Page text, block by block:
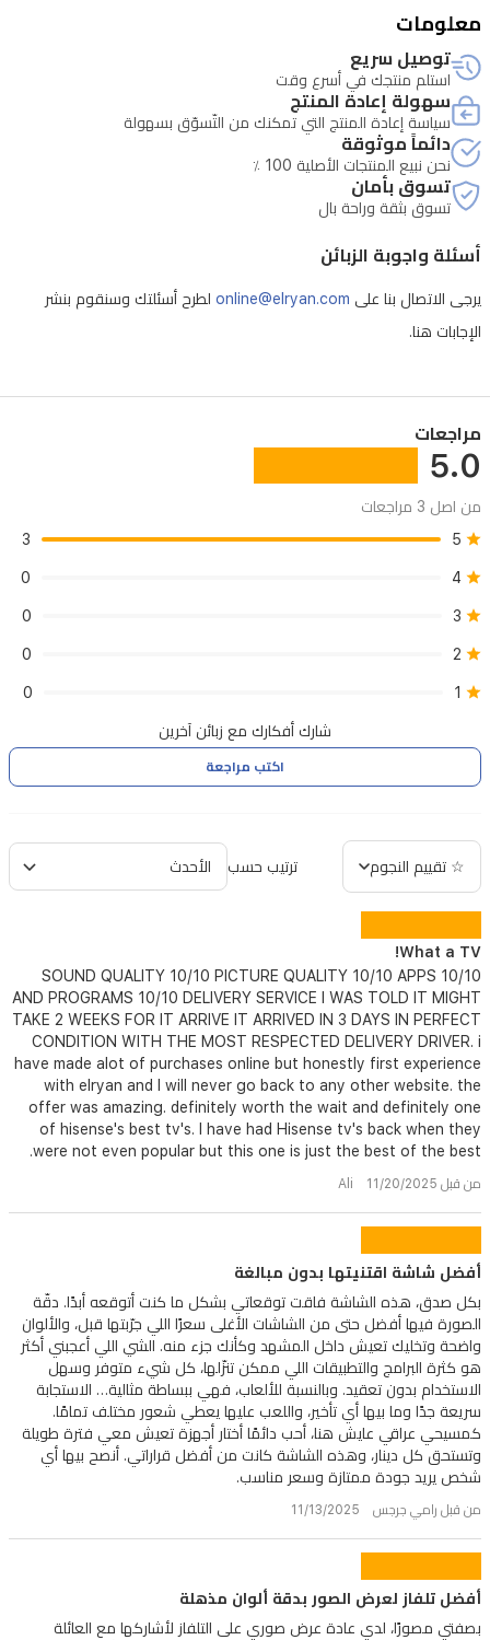
معلومات
توصيل سريع
استلم منتجك في أسرع وقت
سهولة إعادة المنتج
سياسة إعادة المنتج التي تمكنك من التّسوّق بسهولة
دائماً موثوقة
نحن نبيع المنتجات الأصلية 100 ٪
تسوق بأمان
تسوق بثقة وراحة بال
أسئلة واجوبة الزبائن
يرجى الاتصال بنا على online@elryan.com لطرح أسئلتك وسنقوم بنشر
الإجابات هنا.
مراجعات
5.0
من اصل 3 مراجعات
5
3
4
0
3
0
2
0
1
0
شارك أفكارك مع زبائن آخرين
اكتب مراجعة
☆ تقييم النجوم ترتيب حسب
What a TV!
10/10 SOUND QUALITY 10/10 PICTURE QUALITY 10/10 APPS
AND PROGRAMS 10/10 DELIVERY SERVICE I WAS TOLD IT MIGHT
TAKE 2 WEEKS FOR IT ARRIVE IT ARRIVED IN 3 DAYS IN PERFECT
CONDITION WITH THE MOST RESPECTED DELIVERY DRIVER. i
have made alot of purchases online but honestly first experience
with elryan and I will never go back to any other website. the
offer was amazing. definitely worth the wait and definitely one
of hisense's best tv's. I have had Hisense tv's back when they
were not even popular but this one is just the best of the best.
من قبل Ali 11/20/2025
أفضل شاشة اقتنيتها بدون مبالغة
بكل صدق، هذه الشاشة فاقت توقعاتي بشكل ما كنت أتوقعه أبدًا. دقّة
الصورة فيها أفضل حتى من الشاشات الأغلى سعرًا اللي جرّبتها قبل، والألوان
واضحة وتخليك تعيش داخل المشهد وكأنك جزء منه. الشي اللي أعجبني أكثر
هو كثرة البرامج والتطبيقات اللي ممكن تنزّلها، كل شيء متوفر وسهل
الاستخدام بدون تعقيد. وبالنسبة للألعاب، فهي ببساطة مثالية… الاستجابة
سريعة جدًا وما بيها أي تأخير، واللعب عليها يعطي شعور مختلف تمامًا.
كمسيحي عراقي عايش هنا، أحب دائمًا أختار أجهزة تعيش معي فترة طويلة
وتستحق كل دينار، وهذه الشاشة كانت من أفضل قراراتي. أنصح بيها أي
شخص يريد جودة ممتازة وسعر مناسب.
من قبل رامي جرجس 11/13/2025
أفضل تلفاز لعرض الصور بدقة ألوان مذهلة
بصفتي مصورًا، لدي عادة عرض صوري على التلفاز لأشاركها مع العائلة